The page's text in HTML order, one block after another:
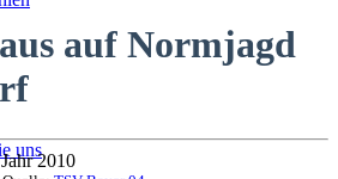
uns
auf Normjagd
2010